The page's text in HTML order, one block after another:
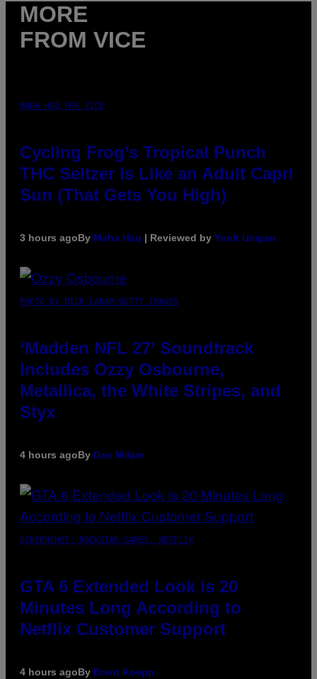
MORE
FROM VICE
MAHA HAQ FOR VICE
Cycling Frog’s Tropical Punch
THC Seltzer Is Like an Adult Capri
Sun (That Gets You High)
3 hours agoBy Maha Haq | Reviewed by Ysolt Usigan
PHOTO BY NICK LAHAM/GETTY IMAGES
‘Madden NFL 27’ Soundtrack
Includes Ozzy Osbourne,
Metallica, the White Stripes, and
Styx
4 hours agoBy Dan Milam
SCREENSHOT: ROCKSTAR GAMES, NETFLIX
GTA 6 Extended Look is 20
Minutes Long According to
Netflix Customer Support
4 hours agoBy Brent Koepp